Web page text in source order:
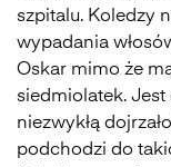
szpitalu. Koledzy
wypadania
Oskar mimo że
siedmiolatek.
niezwykłą
podchodzi do